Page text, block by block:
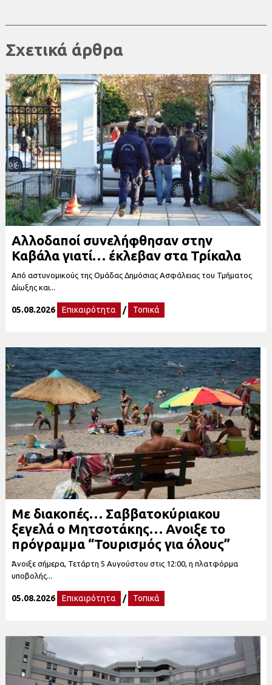
Σχετικά άρθρα
Αλλοδαποί συνελήφθησαν στην
Καβάλα γιατί… έκλεβαν στα Τρίκαλα
Από αστυνομικούς της Ομάδας Δημόσιας Ασφάλειας του Τμήματος
Δίωξης και...
05.08.2026 Επικαιρότητα / Τοπικά
Με διακοπές… Σαββατοκύριακου
ξεγελά ο Μητσοτάκης… Ανοιξε το
πρόγραμμα “Τουρισμός για όλους”
Άνοιξε σήμερα, Τετάρτη 5 Αυγούστου στις 12:00, η πλατφόρμα
υποβολής...
05.08.2026 Επικαιρότητα / Τοπικά